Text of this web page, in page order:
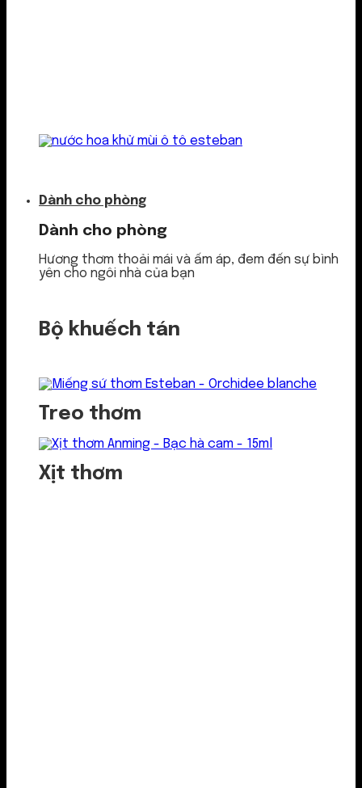
Dành cho phòng
Dành cho phòng
Hương thơm thoải mái và ấm áp, đem đến sự bình
yên cho ngôi nhà của bạn
Bộ khuếch tán
Treo thơm
Xịt thơm